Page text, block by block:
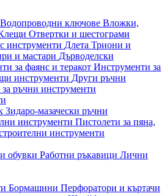
Водопроводни ключове Вложки,
Отвертки и шестограми
инструменти Длета Триони и
и мастари Дърводелски
за фаянс и теракот Инструменти за
инструменти Други ръчни
ръчни инструменти
Зидаро-мазачески ръчни
инструменти Пистолети за пяна,
инструменти
обувки Работни ръкавици Лични
Бормашини Перфоратори и къртачи